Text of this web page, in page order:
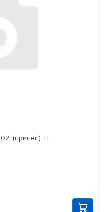
Шина 215/75 R17,5 <КАМА> NT 202, (прицеп) TL